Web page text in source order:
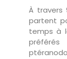
À travers
partent
temps à